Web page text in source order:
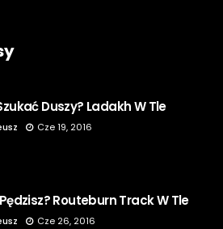
Duszy? Ladakh W Tle
Cze 19, 2016
Routeburn Track W Tle
Cze 26, 2016